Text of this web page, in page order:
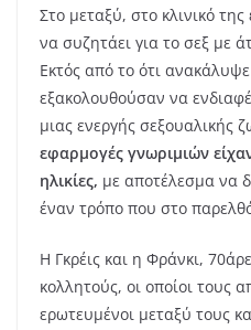
Στο μεταξύ, στο κλινικό
να συζητάει για το σεξ με
Εκτός από το ότι
εξακολουθούσαν να
μιας ενεργής σεξουαλικής
εφαρμογές γνωριμιών
ηλικίες, με αποτέλεσμα να
έναν τρόπο που στο
Η Γκρέις και η Φράνκι,
κολλητούς, οι οποίοι τους
ερωτευμένοι μεταξύ τους